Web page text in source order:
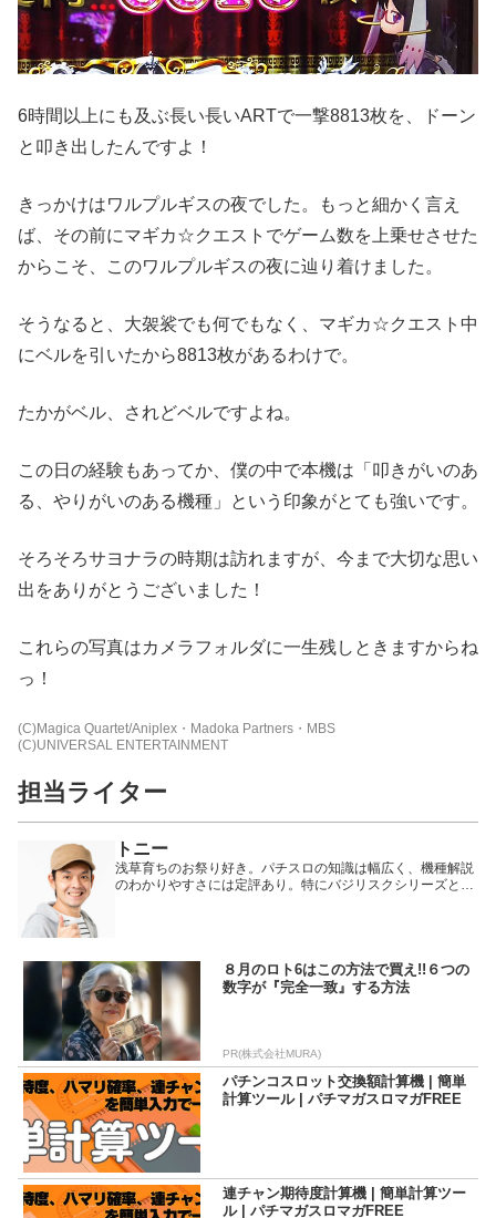
6時間以上にも及ぶ長い長いARTで一撃8813枚を、ドーン
と叩き出したんですよ！
きっかけはワルプルギスの夜でした。もっと細かく言え
ば、その前にマギカ☆クエストでゲーム数を上乗せさせた
からこそ、このワルプルギスの夜に辿り着けました。
そうなると、大袈裟でも何でもなく、マギカ☆クエスト中
にベルを引いたから8813枚があるわけで。
たかがベル、されどベルですよね。
この日の経験もあってか、僕の中で本機は「叩きがいのあ
る、やりがいのある機種」という印象がとても強いです。
そろそろサヨナラの時期は訪れますが、今まで大切な思い
出をありがとうございました！
これらの写真はカメラフォルダに一生残しときますからね
っ！
(C)Magica Quartet/Aniplex・Madoka Partners・MBS
(C)UNIVERSAL ENTERTAINMENT
担当ライター
トニー
浅草育ちのお祭り好き。パチスロの知識は幅広く、機種解説
のわかりやすさには定評あり。特にバジリスクシリーズと
８月のロト6はこの方法で買え!!６つの
数字が『完全一致』する方法
PR(株式会社MURA)
パチンコスロット交換額計算機 | 簡単
計算ツール | パチマガスロマガFREE
連チャン期待度計算機 | 簡単計算ツー
ル | パチマガスロマガFREE